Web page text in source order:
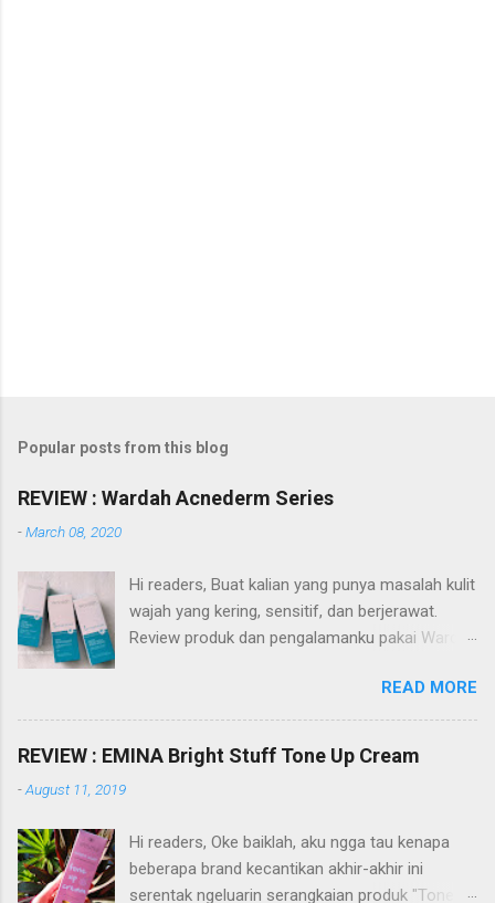
Popular posts from this blog
REVIEW : Wardah Acnederm Series
-March 08, 2020
Hi readers, Buat kalian yang punya masalah kulit
wajah yang kering, sensitif, dan berjerawat.
Review produk dan pengalamanku pakai Wardah
kalian dalam pencarian produk skin care. Apa itu
Wardah Acnederm series? Wardah Acnederm
merupakan salah satu dari sekian rangkaian
produk dari Wardah. Diantaranya Wardah Nature
skin care dari Wardah ini memiliki fungsi dan
segmen pasar yang berbeda. Seperti halnya
READ MORE
REVIEW : EMINA Bright Stuff Tone Up Cream
-August 11, 2019
Hi readers, Oke baiklah, aku ngga tau kenapa
beberapa brand kecantikan akhir-akhir ini
serentak ngeluarin serangkaian produk "Tone